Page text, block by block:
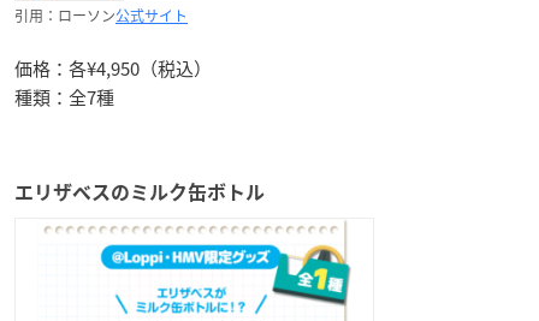
引用：ローソン公式サイト
価格：各¥4,950（税込）
種類：全7種
エリザベスのミルク缶ボトル